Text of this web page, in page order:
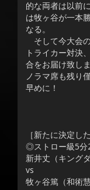
的な両者は以前
は牧ヶ谷が一本
なる。
そして今大会
トライカー対決
合をお届け致し
ノラマ席も残り
早めに！
［新たに決定し
◎ストロー級5分
新井丈（キング
vs
牧ヶ谷篤（和術